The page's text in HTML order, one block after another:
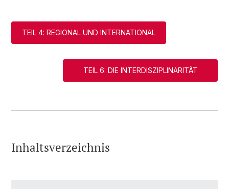
TEIL 4: REGIONAL UND INTERNATIONAL
TEIL 6: DIE INTERDISZIPLINARITÄT
Inhaltsverzeichnis